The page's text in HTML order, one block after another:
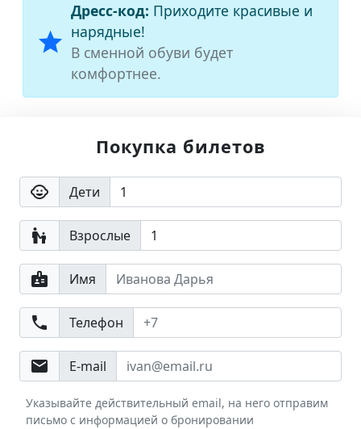
star
Дресс-код: Приходите красивые и
нарядные!
В сменной обуви будет
комфортнее.
Покупка билетов
child_care Дети
escalator_warning Взрослые
badge Имя
phone Телефон
email E-mail
Указывайте действительный email, на него отправим
письмо с информацией о бронировании